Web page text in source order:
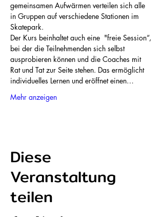
gemeinsamen Aufwärmen verteilen sich alle
in Gruppen auf verschiedene Stationen im
Skatepark.
Der Kurs beinhaltet auch eine  "freie Session“,
bei der die Teilnehmenden sich selbst
ausprobieren können und die Coaches mit
Rat und Tat zur Seite stehen. Das ermöglicht
individuelles Lernen und eröffnet einen…
Mehr anzeigen
Diese
Veranstaltung
teilen